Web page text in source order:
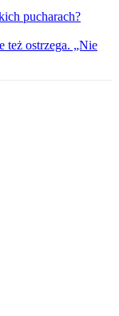
pucharach?
też ostrzega. „Nie